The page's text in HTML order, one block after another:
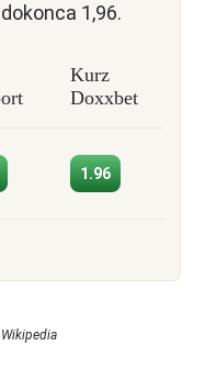
1,96.
Kurz
Doxxbet
1.96